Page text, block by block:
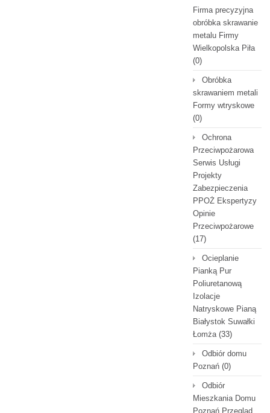
Firma precyzyjna
obróbka skrawanie
metalu Firmy
Wielkopolska Piła
(0)
Obróbka
skrawaniem metali
Formy wtryskowe
(0)
Ochrona
Przeciwpożarowa
Serwis Usługi
Projekty
Zabezpieczenia
PPOŻ Ekspertyzy
Opinie
Przeciwpożarowe
(17)
Ocieplanie
Pianką Pur
Poliuretanową
Izolacje
Natryskowe Pianą
Białystok Suwałki
Łomża(33)
Odbiór domu
Poznań (0)
Odbiór
Mieszkania Domu
Poznań Przegląd